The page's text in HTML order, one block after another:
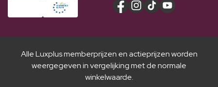
Alle Luxplus memberprijzen en actieprijzen worden
weergegeven in vergelijking met de normale
winkelwaarde.